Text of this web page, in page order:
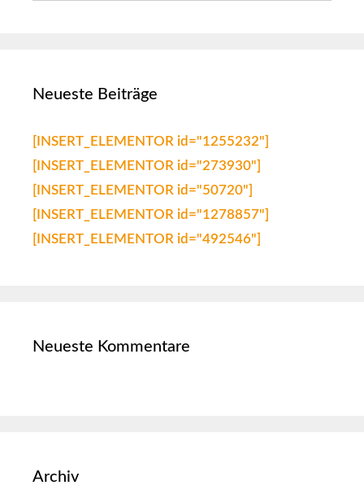
Neueste Beiträge
[INSERT_ELEMENTOR id="1255232"]
[INSERT_ELEMENTOR id="273930"]
[INSERT_ELEMENTOR id="50720"]
[INSERT_ELEMENTOR id="1278857"]
[INSERT_ELEMENTOR id="492546"]
Neueste Kommentare
Archiv